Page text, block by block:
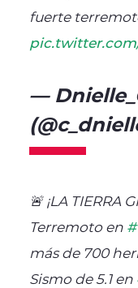
fuerte
—
🚨 ¡LA TIERRA
Terremoto en
más de 700
Sismo de 5.1 en